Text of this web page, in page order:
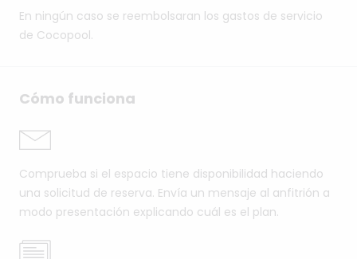
En ningún caso se reembolsaran los gastos de servicio
de Cocopool.
Cómo funciona
Comprueba si el espacio tiene disponibilidad haciendo
una solicitud de reserva. Envía un mensaje al anfitrión a
modo presentación explicando cuál es el plan.